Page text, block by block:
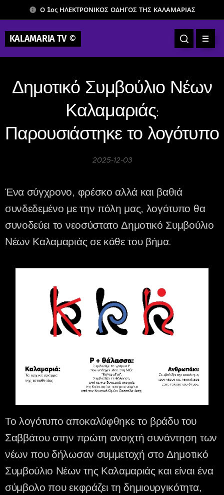
Ο 1ος ΗΛΕΚΤΡΟΝΙΚΟΣ ΟΔΗΓΟΣ ΤΗΣ ΚΑΛΑΜΑΡΙΑΣ
KALAMARIA TV©
Δημοτικό Συμβούλιο Νέων
Καλαμαριάς:
Παρουσιάστηκε το λογότυπο
2025-12-03
Ένα σύγχρονο, φρέσκο αλλά και βαθιά
συνδεδεμένο με την πόλη μας, λογότυπο θα
συνοδεύει το νεοσύστατο Δημοτικό Συμβούλιο
Νέων Καλαμαριάς σε κάθε του βήμα.
Το λογότυπο αποκαλύφθηκε το βράδυ του
Σαββάτου στην πρώτη ανοιχτή συνάντηση των
νέων που δήλωσαν συμμετοχή στο Δημοτικό
Συμβούλιο Νέων της Καλαμαριάς και είναι ένα
σύμβολο που εκφράζει τη δημιουργικότητα,